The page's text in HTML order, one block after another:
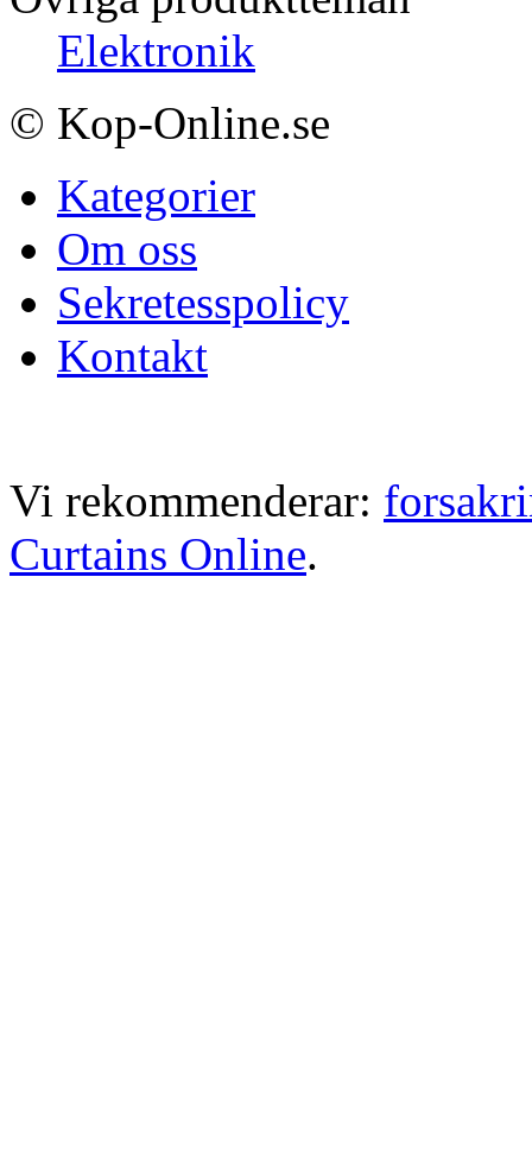
Elektronik
© Kop-Online.se
Kategorier
Om oss
Sekretesspolicy
Kontakt
Vi rekommenderar:
Curtains Online.